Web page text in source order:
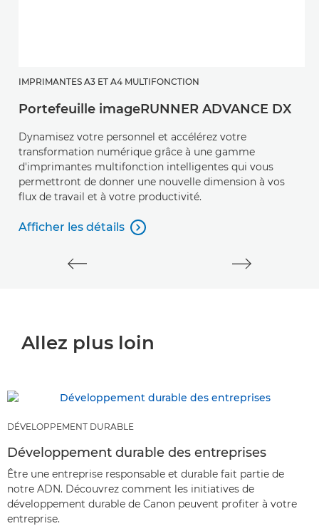
IMPRIMANTES A3 ET A4 MULTIFONCTION
Portefeuille imageRUNNER ADVANCE DX
Dynamisez votre personnel et accélérez votre
transformation numérique grâce à une gamme
d'imprimantes multifonction intelligentes qui vous
permettront de donner une nouvelle dimension à vos
flux de travail et à votre productivité.
Afficher les détails
Afficher les détails

Allez plus loin
DÉVELOPPEMENT DURABLE
Développement durable des entreprises
Être une entreprise responsable et durable fait partie de
notre ADN. Découvrez comment les initiatives de
développement durable de Canon peuvent profiter à votre
entreprise.